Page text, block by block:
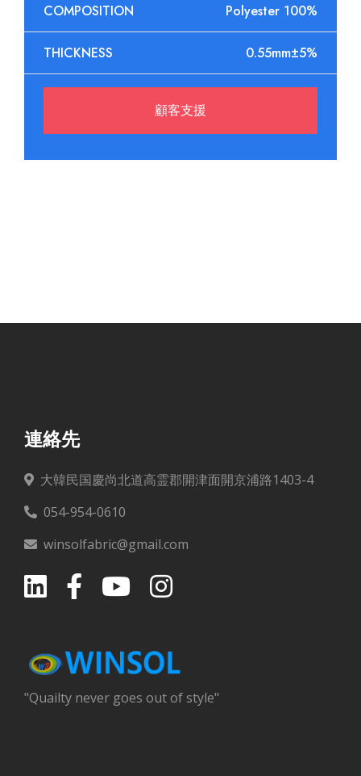
COMPOSITION Polyester 100%
THICKNESS 0.55mm±5%
顧客支援
連絡先
大韓民国慶尚北道高霊郡開津面開京浦路1403-4
054-954-0610
winsolfabric@gmail.com
"Quailty never goes out of style"